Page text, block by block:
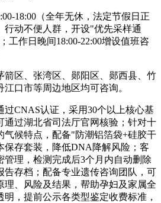
18:00（全年无休，法定节假日正
行动不便人群，开设"优先采样通
工作日晚间18:00-22:00增设值班咨
箭区、张湾区、郧阳区、郧西县、竹
口市等周边地区均可咨询。
过CNAS认证，采用30个以上核心基
通过湖北省司法厅官网核验；针对十
气候特点，配备"防潮铝箔袋+硅胶干
保存套装，降低DNA降解风险；客
管理，检测完成后3个月内自动删除
告存档；配备专业遗传咨询团队，可
理、风险及结果，帮助孕妇及家属全
，提前公示各类型鉴定收费标准，